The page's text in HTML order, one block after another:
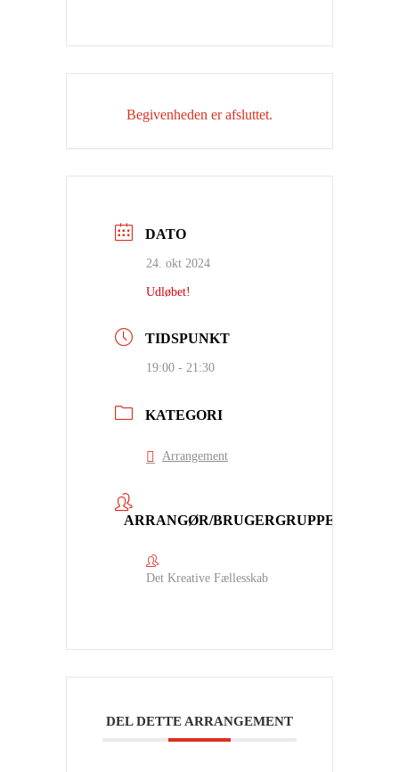
Begivenheden er afsluttet.
DATO
24. okt 2024
Udløbet!
TIDSPUNKT
19:00 - 21:30
KATEGORI
Arrangement
ARRANGØR/BRUGERGRUPPE
Det Kreative Fællesskab
DEL DETTE ARRANGEMENT